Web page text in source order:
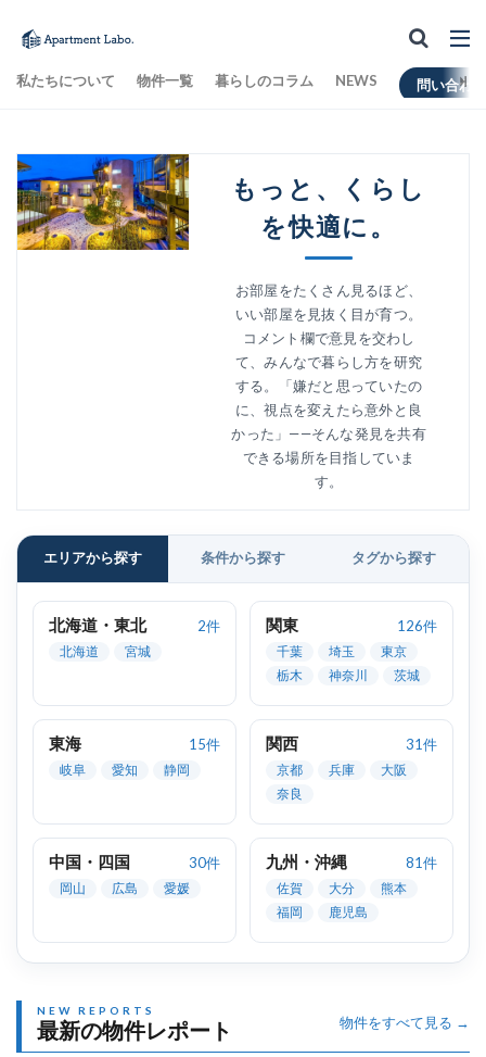
私たちについて 物件一覧 暮らしのコラム NEWS 問い合わせ
もっと、くらし
を快適に。
お部屋をたくさん見るほど、
いい部屋を見抜く目が育つ。
コメント欄で意見を交わし
て、みんなで暮らし方を研究
する。
「嫌だと思っていたの
に、視点を変えたら意外と良
かった」 ——そんな発見を共有
できる場所を目指していま
す。
エリアから探す 条件から探す タグから探す
北海道・東北 2件
北海道 宮城
関東 126件
千葉 埼玉
東京
栃木
神奈川 茨城
東海 15件
岐阜 愛知 静岡
関西 31件
京都 兵庫
大阪
奈良
中国・四国 30件
岡山 広島 愛媛
九州・沖縄 81件
佐賀 大分
熊本
福岡
鹿児島
NEW REPORTS
最新の物件レポート 物件をすべて見る →